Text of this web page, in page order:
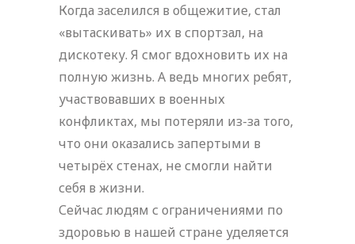
Когда заселился в общежитие, стал
«вытаскивать» их в спортзал, на
дискотеку. Я смог вдохновить их на
полную жизнь. А ведь многих ребят,
участвовавших в военных
конфликтах, мы потеряли из-за того,
что они оказались запертыми в
четырёх стенах, не смогли найти
себя в жизни.
Сейчас людям с ограничениями по
здоровью в нашей стране уделяется